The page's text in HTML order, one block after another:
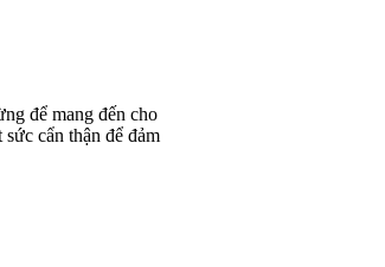
để mang đến cho
cẩn thận để đảm